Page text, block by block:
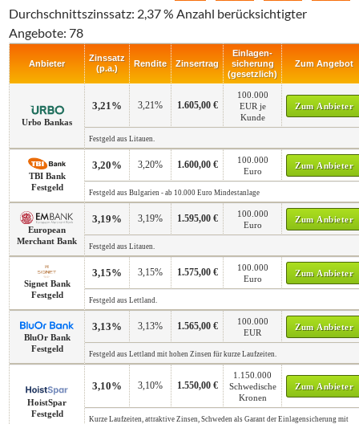
Durchschnittszinssatz: 2,37 % Anzahl berücksichtigter
Angebote: 78
Anbieter
Zinssatz
(p.a.)
Rendite Zinsertrag
Einlagen­
sicherung
(gesetzlich)
Zum Angebot
Urbo Bankas
3,21% 3,21% 1.605,00 €
100.000
EUR je
Kunde
Zum Anbieter
Festgeld aus Litauen.
TBI Bank
Festgeld
3,20% 3,20% 1.600,00 €
100.000
Euro
Zum Anbieter
Festgeld aus Bulgarien - ab 10.000 Euro Mindestanlage
European
Merchant Bank
3,19% 3,19% 1.595,00 €
100.000
Euro
Zum Anbieter
Festgeld aus Litauen.
Signet Bank
Festgeld
3,15% 3,15% 1.575,00 €
100.000
Euro
Zum Anbieter
Festgeld aus Lettland.
BluOr Bank
Festgeld
3,13% 3,13% 1.565,00 €
100.000
EUR
Zum Anbieter
Festgeld aus Lettland mit hohen Zinsen für kurze Laufzeiten.
HoistSpar
Festgeld
3,10% 3,10% 1.550,00 €
1.150.000
Schwedische
Kronen
Zum Anbieter
Kurze Laufzeiten, attraktive Zinsen, Schweden als Garant der Einlagensicherung mit